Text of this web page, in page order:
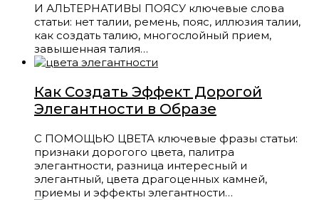
И АЛЬТЕРНАТИВЫ ПОЯСУ ключевые слова
статьи: нет талии, ремень, пояс, иллюзия талии,
как создать талию, многослойный прием,
завышенная талия…
Как Создать Эффект Дорогой
Элегантности в Образе
С ПОМОЩЬЮ ЦВЕТА ключевые фразы статьи:
признаки дорогого цвета, палитра
элегантности, разница интересный и
элегантный, цвета драгоценных камней,
приемы и эффекты элегантности…